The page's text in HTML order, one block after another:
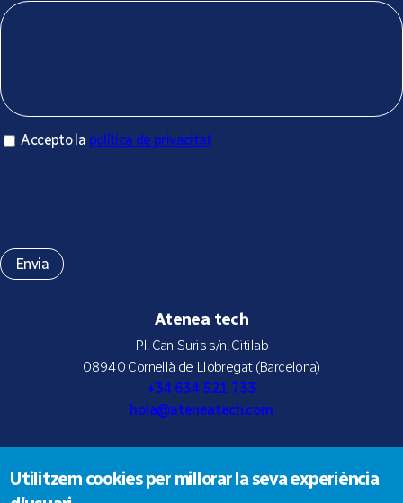
Atenea tech
Pl. Can Suris s/n, Citilab
08940 Cornellà de Llobregat (Barcelona)
+34 634 521 733
hola@ateneatech.com
Suscríbete a nuestra newsletter
Accepto la política de privacitat
Accepto la política de privacitat
Utilitzem cookies per millorar la seva experiència